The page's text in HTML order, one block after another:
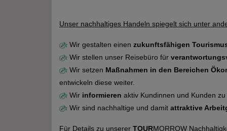
Unser nachhaltiges Handeln spiegelt sich unter
Wir gestalten einen zukunftsfähigen
Wir stellen unser Reisebüro für
Wir setzen Maßnahmen in den Bereichen
entwickeln diese weiter.
Wir informieren aktiv Kundinnen und Kunden
Wir sind nachhaltige und damit attraktive
Für Details zu unserer TOURMORROW